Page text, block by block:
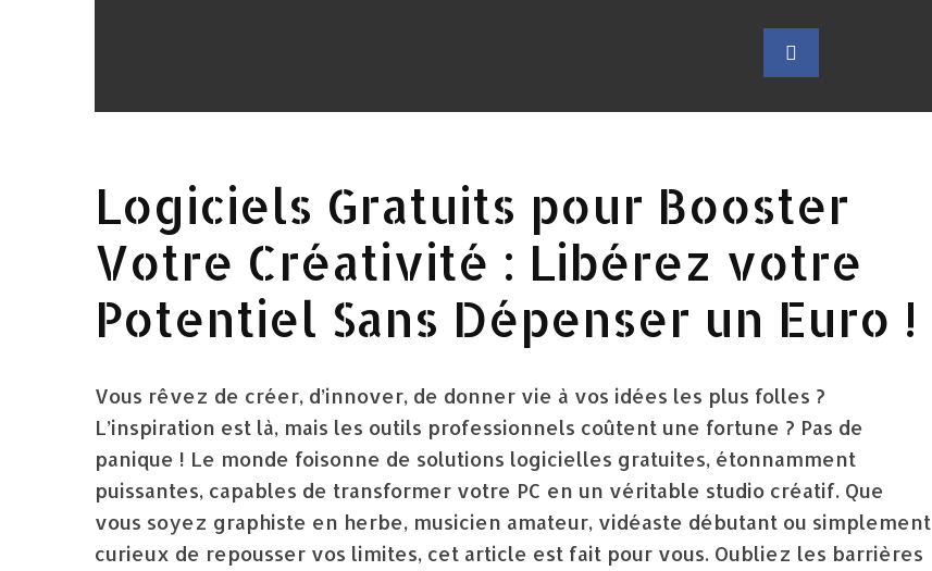
Logiciels Gratuits pour Booster
Votre Créativité : Libérez votre
Potentiel Sans Dépenser un Euro !
Vous rêvez de créer, d’innover, de donner vie à vos idées les plus folles ?
L’inspiration est là, mais les outils professionnels coûtent une fortune ? Pas de
panique ! Le monde foisonne de solutions logicielles gratuites, étonnamment
puissantes, capables de transformer votre PC en un véritable studio créatif. Que
vous soyez graphiste en herbe, musicien amateur, vidéaste débutant ou simplement
curieux de repousser vos limites, cet article est fait pour vous. Oubliez les barrières